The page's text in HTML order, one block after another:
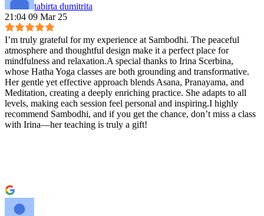
tabirta dumitrita
21:04 09 Mar 25
I’m truly grateful for my experience at Sambodhi. The peaceful
atmosphere and thoughtful design make it a perfect place for
mindfulness and relaxation.A special thanks to Irina Scerbina,
whose Hatha Yoga classes are both grounding and transformative.
Her gentle yet effective approach blends Asana, Pranayama, and
Meditation, creating a deeply enriching practice. She adapts to all
levels, making each session feel personal and inspiring.I highly
recommend Sambodhi, and if you get the chance, don’t miss a class
with Irina—her teaching is truly a gift!